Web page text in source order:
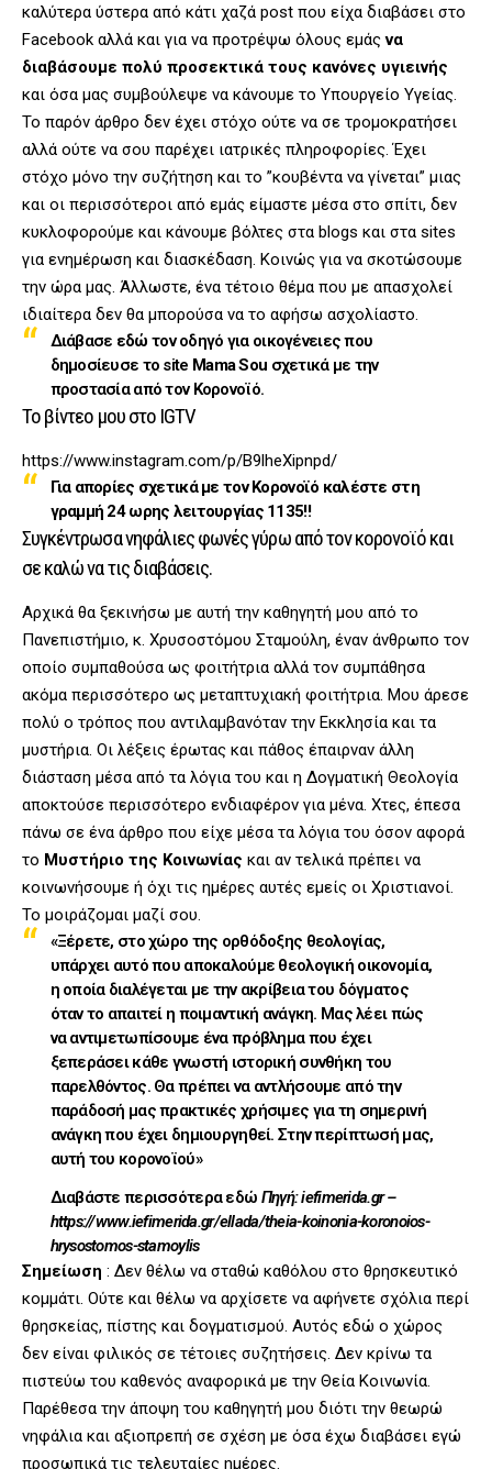
καλύτερα ύστερα από κάτι χαζά post που είχα διαβάσει στο
Facebook αλλά και για να προτρέψω όλους εμάςνα
διαβάσουμε πολύ προσεκτικά τους κανόνες υγιεινής
και όσα μας συμβούλεψε να κάνουμε το Υπουργείο Υγείας.
Το παρόν άρθρο δεν έχει στόχο ούτε να σε τρομοκρατήσει
αλλά ούτε να σου παρέχει ιατρικές πληροφορίες. Έχει
στόχο μόνο την συζήτηση και το ”κουβέντα να γίνεται” μιας
και οι περισσότεροι από εμάς είμαστε μέσα στο σπίτι, δεν
κυκλοφορούμε και κάνουμε βόλτες στα blogs και στα sites
για ενημέρωση και διασκέδαση. Κοινώς για να σκοτώσουμε
την ώρα μας. Άλλωστε, ένα τέτοιο θέμα που με απασχολεί
ιδιαίτερα δεν θα μπορούσα να το αφήσω ασχολίαστο.
Διάβασε εδώ τον οδηγό για οικογένειες που
δημοσίευσε το site Mama Sou σχετικά με την
προστασία από τον Κορονοϊό.
Το βίντεο μου στο IGTV
https://www.instagram.com/p/B9lheXipnpd/
Για απορίες σχετικά με τον Κορονοϊό καλέστε στη
γραμμή 24 ωρης λειτουργίας 1135!!
Συγκέντρωσα νηφάλιες φωνές γύρω από τον κορονοϊό και
σε καλώ να τις διαβάσεις.
Αρχικά θα ξεκινήσω με αυτή την καθηγητή μου από το
Πανεπιστήμιο, κ. Χρυσοστόμου Σταμούλη, έναν άνθρωπο τον
οποίο συμπαθούσα ως φοιτήτρια αλλά τον συμπάθησα
ακόμα περισσότερο ως μεταπτυχιακή φοιτήτρια. Μου άρεσε
πολύ ο τρόπος που αντιλαμβανόταν την Εκκλησία και τα
μυστήρια. Οι λέξεις έρωτας και πάθος έπαιρναν άλλη
διάσταση μέσα από τα λόγια του και η Δογματική Θεολογία
αποκτούσε περισσότερο ενδιαφέρον για μένα. Χτες, έπεσα
πάνω σε ένα άρθρο που είχε μέσα τα λόγια του όσον αφορά
το Μυστήριο της Κοινωνίας και αν τελικά πρέπει να
κοινωνήσουμε ή όχι τις ημέρες αυτές εμείς οι Χριστιανοί.
Το μοιράζομαι μαζί σου.
«Ξέρετε, στο χώρο της ορθόδοξης θεολογίας,
υπάρχει αυτό που αποκαλούμε θεολογική οικονομία,
η οποία διαλέγεται με την ακρίβεια του δόγματος
όταν το απαιτεί η ποιμαντική ανάγκη. Μας λέει πώς
να αντιμετωπίσουμε ένα πρόβλημα που έχει
ξεπεράσει κάθε γνωστή ιστορική συνθήκη του
παρελθόντος. Θα πρέπει να αντλήσουμε από την
παράδοσή μας πρακτικές χρήσιμες για τη σημερινή
ανάγκη που έχει δημιουργηθεί. Στην περίπτωσή μας,
αυτή του κορονοϊού»
Διαβάστε περισσότερα εδώ Πηγή: iefimerida.gr –
https://www.iefimerida.gr/ellada/theia-koinonia-koronoios-
hrysostomos-stamoylis
Σημείωση : Δεν θέλω να σταθώ καθόλου στο θρησκευτικό
κομμάτι. Ούτε και θέλω να αρχίσετε να αφήνετε σχόλια περί
θρησκείας, πίστης και δογματισμού. Αυτός εδώ ο χώρος
δεν είναι φιλικός σε τέτοιες συζητήσεις. Δεν κρίνω τα
πιστεύω του καθενός αναφορικά με την Θεία Κοινωνία.
Παρέθεσα την άποψη του καθηγητή μου διότι την θεωρώ
νηφάλια και αξιοπρεπή σε σχέση με όσα έχω διαβάσει εγώ
προσωπικά τις τελευταίες ημέρες.